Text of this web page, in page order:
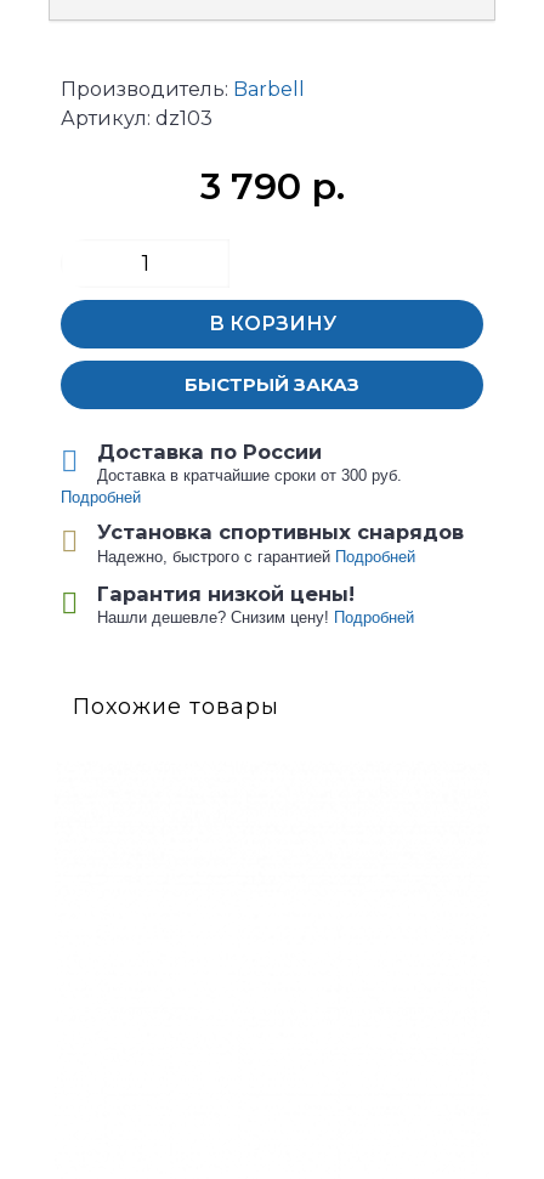
Производитель: Barbell
Артикул: dz103
3 790 р.
В КОРЗИНУ
БЫСТРЫЙ ЗАКАЗ
Доставка по России
Доставка в кратчайшие сроки от 300 руб.
Подробней
Установка спортивных снарядов
Надежно, быстрого с гарантией Подробней
Гарантия низкой цены!
Нашли дешевле? Снизим цену! Подробней
Похожие товары